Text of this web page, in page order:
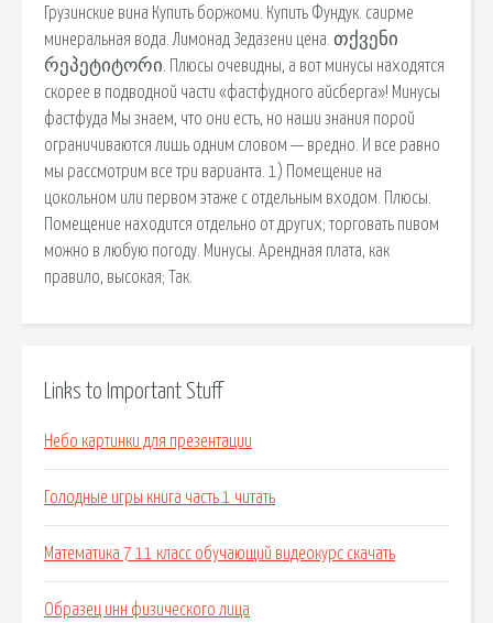
Грузинские вина Купить боржоми. Купить Фундук. саирме
минеральная вода. Лимонад Зедазени цена. თქვენი
რეპეტიტორი. Плюсы очевидны, а вот минусы находятся
скорее в подводной части «фастфудного айсберга»! Минусы
фастфуда Мы знаем, что они есть, но наши знания порой
ограничиваются лишь одним словом — вредно. И все равно
мы рассмотрим все три варианта. 1) Помещение на
цокольном или первом этаже с отдельным входом. Плюсы.
Помещение находится отдельно от других; торговать пивом
можно в любую погоду. Минусы. Арендная плата, как
правило, высокая; Так.
Links to Important Stuff
Небо картинки для презентации
Голодные игры книга часть 1 читать
Математика 7 11 класс обучающий видеокурс скачать
Образец инн физического лица